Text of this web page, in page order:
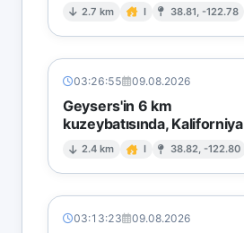
2.7 km I 38.81, -122.78
03:26:55 09.08.2026
Geysers'in 6 km
kuzeybatısında, Kaliforniya
2.4 km I 38.82, -122.80
03:13:23 09.08.2026